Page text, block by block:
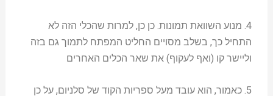
4. מנוע השוואת תמונות. כן כן, למרות שהכלי הזה לא
התחיל כך, בשלב מסויים החליט המפתח לתמוך גם בזה
וליישר קו (ואף לעקוף) את שאר הכלים האחרים
5. כאמור, הוא עובד מעל ספריות הקוד של סלניום, על כן